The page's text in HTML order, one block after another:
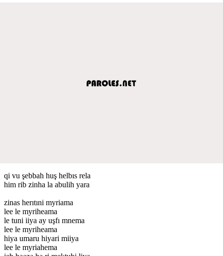
qi vu şebbah huş helbıs rela
him rib zinha la abulih yara
zinas herıtıni myriama
lee le myriheama
le tuni iiya ay uşfı mnema
lee le myriheama
hiya umaru hiyari miiya
lee le myriahema